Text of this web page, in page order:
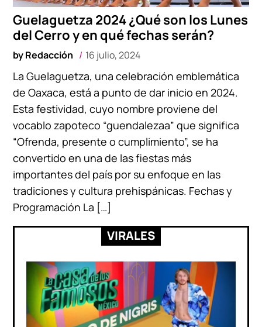
Guelaguetza 2024 ¿Qué son los Lunes
del Cerro y en qué fechas serán?
byRedacción 16 julio, 2024
La Guelaguetza, una celebración emblemática
de Oaxaca, está a punto de dar inicio en 2024.
Esta festividad, cuyo nombre proviene del
vocablo zapoteco “guendalezaa” que significa
“Ofrenda, presente o cumplimiento”, se ha
convertido en una de las fiestas más
importantes del país por su enfoque en las
tradiciones y cultura prehispánicas. Fechas y
Programación La […]
VIRALES